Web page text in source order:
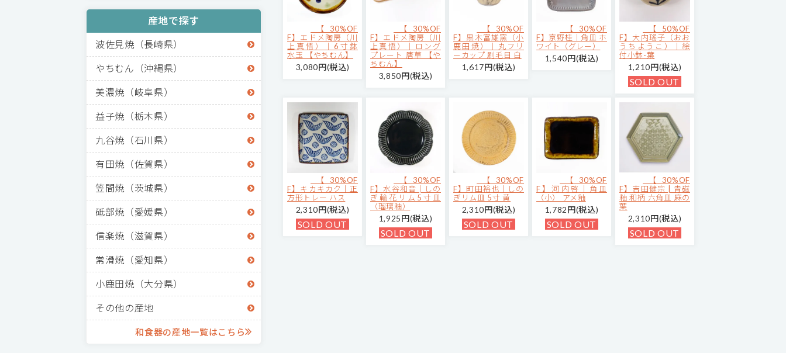
産地で探す
波佐見焼（長崎県）
やちむん（沖縄県）
美濃焼（岐阜県）
益子焼（栃木県）
九谷焼（石川県）
有田焼（佐賀県）
笠間焼（茨城県）
砥部焼（愛媛県）
信楽焼（滋賀県）
常滑焼（愛知県）
小鹿田焼（大分県）
その他の産地
和食器の産地一覧はこちら
【30%OF
F】エドメ陶房（川
上真悟）｜6寸鉢
水玉 【やちむん】
3,080円(税込)
【30%OF
F】エドメ陶房（川
上真悟）｜ロング
プレート 唐草 【や
ちむん】
3,850円(税込)
【30%OF
F】黒木富雄窯（小
鹿田焼）｜丸フリ
ーカップ 刷毛目 白
1,617円(税込)
【30%OF
F】京野桂｜角皿 ホ
ワイト（グレー）
1,540円(税込)
【50%OF
F】大内瑤子（おお
うちようこ）｜絵
付小鉢-葉
1,210円(税込)
SOLD OUT
【30%OF
F】キカキカク｜正
方形トレー ハス
2,310円(税込)
SOLD OUT
【30%OF
F】水谷和音│しの
ぎ輪花リム5寸皿
（瑠璃釉）
1,925円(税込)
SOLD OUT
【30%OF
F】町田裕也｜しの
ぎリム皿 5寸 黄
2,310円(税込)
SOLD OUT
【30%OF
F】河内啓｜角皿
（小） アメ釉
1,782円(税込)
SOLD OUT
【30%OF
F】吉田健宗 | 青磁
釉 和柄 六角皿 麻の
葉
2,310円(税込)
SOLD OUT